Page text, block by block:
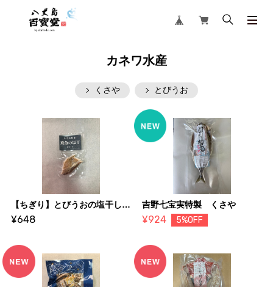
カネワ水産
くさや とびうお
【ちぎり】とびうおの塩干し 40g
¥648
吉野七宝実特製 くさや
¥924 5%OFF